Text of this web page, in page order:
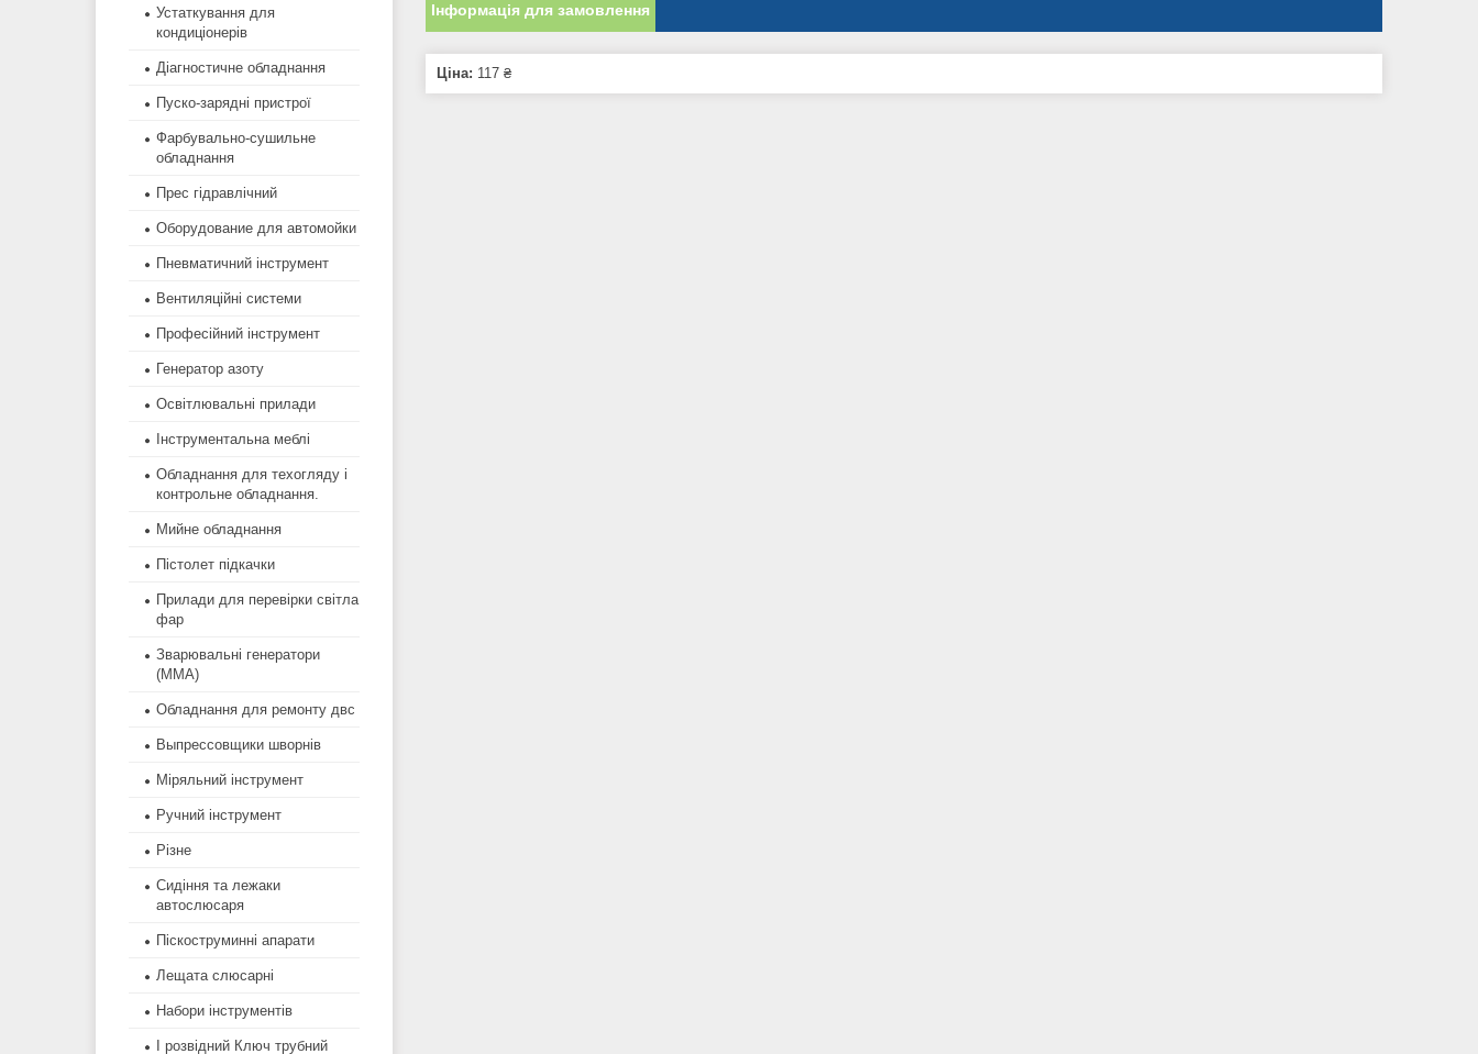
Інформація для замовлення
Ціна: 117 ₴
Устаткування для
кондиціонерів
Діагностичне обладнання
Пуско-зарядні пристрої
Фарбувально-сушильне
обладнання
Прес гідравлічний
Оборудование для автомойки
Пневматичний інструмент
Вентиляційні системи
Професійний інструмент
Генератор азоту
Освітлювальні прилади
Інструментальна меблі
Обладнання для техогляду і
контрольне обладнання.
Мийне обладнання
Пістолет підкачки
Прилади для перевірки світла
фар
Зварювальні генератори
(MMA)
Обладнання для ремонту двс
Выпрессовщики шворнів
Міряльний інструмент
Ручний інструмент
Різне
Сидіння та лежаки
автослюсаря
Піскоструминні апарати
Лещата слюсарні
Набори інструментів
І розвідний Ключ трубний